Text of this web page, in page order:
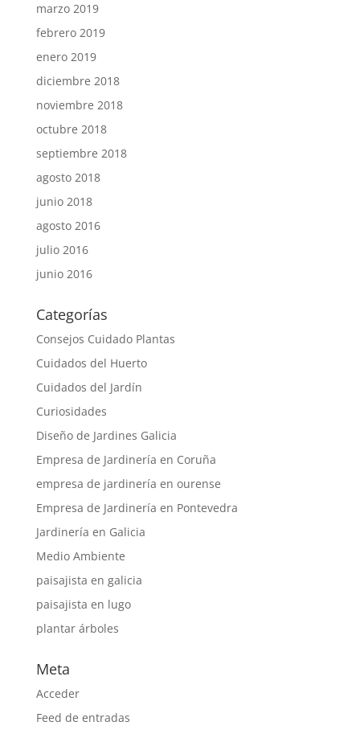
marzo 2019
febrero 2019
enero 2019
diciembre 2018
noviembre 2018
octubre 2018
septiembre 2018
agosto 2018
junio 2018
agosto 2016
julio 2016
junio 2016
Categorías
Consejos Cuidado Plantas
Cuidados del Huerto
Cuidados del Jardín
Curiosidades
Diseño de Jardines Galicia
Empresa de Jardinería en Coruña
empresa de jardinería en ourense
Empresa de Jardinería en Pontevedra
Jardinería en Galicia
Medio Ambiente
paisajista en galicia
paisajista en lugo
plantar árboles
Meta
Acceder
Feed de entradas